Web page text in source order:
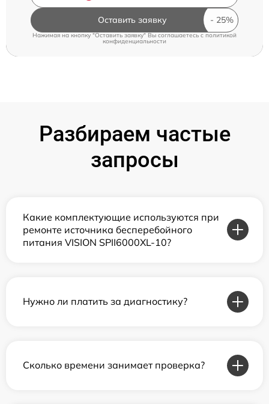
Оставить заявку
Нажимая на кнопку "Оставить заявку" Вы соглашаетесь cполитикой
конфиденциальности
Разбираем частые
запросы
Какие комплектующие используются при
ремонте источника бесперебойного
питания VISION SPII6000XL-10?
Нужно ли платить за диагностику?
Сколько времени занимает проверка?